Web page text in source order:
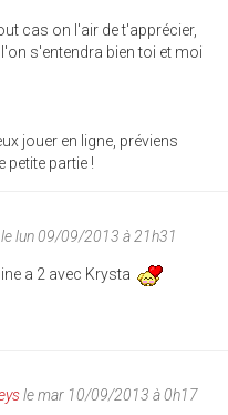
cas on l'air de t'apprécier,
s'entendra bien toi et moi
jouer en ligne, préviens
petite partie !
le lun 09/09/2013 à 21h31
a 2 avec Krysta
le mar 10/09/2013 à 0h17